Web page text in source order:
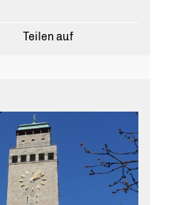
Teilen auf